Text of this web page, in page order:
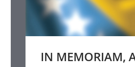
IN MEMORIAM,